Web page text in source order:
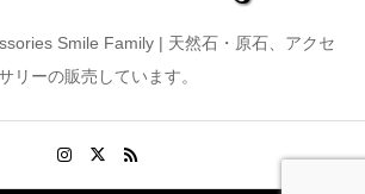
Smile Family | 天然石・原石、アクセ
リーの販売しています。